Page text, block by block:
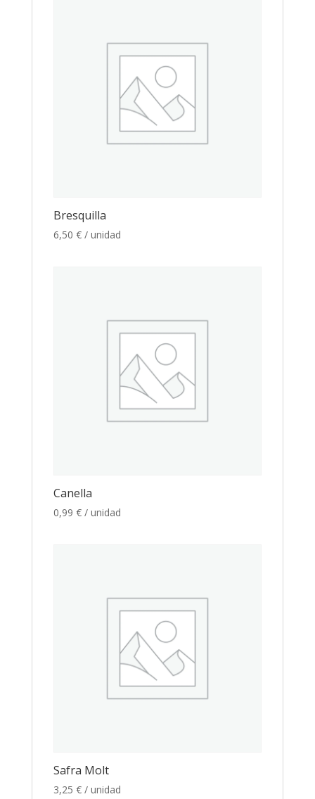
Bresquilla
6,50 € / unidad
Canella
0,99 € / unidad
Safra Molt
3,25 € / unidad